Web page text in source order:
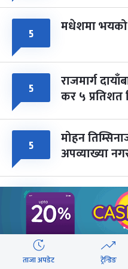
५ मधेशमा भयको
५ राजमार्ग
कर ५ प्रतिशत
५ मोहन
अपव्याख्या
५ महानगरका
सकेनन् सवा ८
४ ब्लु बस
ताजा अपडेट ट्रेन्डिङ